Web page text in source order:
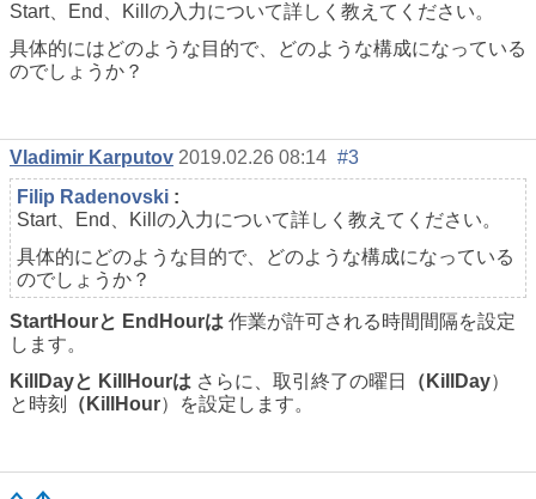
Start、End、Killの入力について詳しく教えてください。
具体的にはどのような目的で、どのような構成になっている
のでしょうか？
Vladimir Karputov 2019.02.26 08:14 #3
Filip Radenovski :
Start、End、Killの入力について詳しく教えてください。
具体的にどのような目的で、どのような構成になっている
のでしょうか？
StartHourと EndHourは 作業が許可される時間間隔を設定
します。
KillDayと KillHourは さらに、取引終了の曜日 （KillDay）
と時刻
（KillHour）を設定します。